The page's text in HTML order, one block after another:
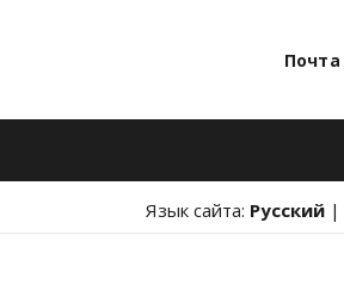
Почта
Язык сайта: Русский |